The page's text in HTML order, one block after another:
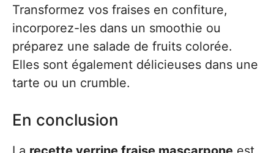
Transformez vos fraises en confiture,
incorporez-les dans un smoothie ou
préparez une salade de fruits colorée.
Elles sont également délicieuses dans une
tarte ou un crumble.
En conclusion